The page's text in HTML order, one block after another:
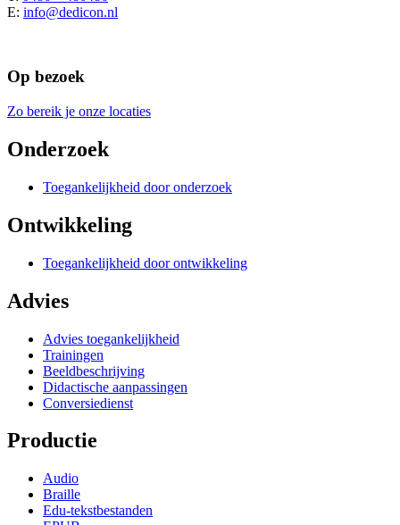
E: info@dedicon.nl
Op bezoek
Zo bereik je onze locaties
Onderzoek
Toegankelijkheid door onderzoek
Ontwikkeling
Toegankelijkheid door ontwikkeling
Advies
Advies toegankelijkheid
Trainingen
Beeldbeschrijving
Didactische aanpassingen
Conversiedienst
Productie
Audio
Braille
Edu-tekstbestanden